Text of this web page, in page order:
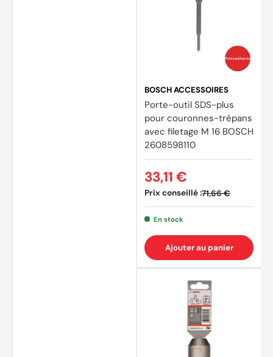
Prix coûtants
BOSCH ACCESSOIRES
Porte-outil SDS-plus
pour couronnes-trépans
avec filetage M 16 BOSCH
2608598110
Prix conseillé :71,66 €
33,11 €
En stock
Ajouter au panier